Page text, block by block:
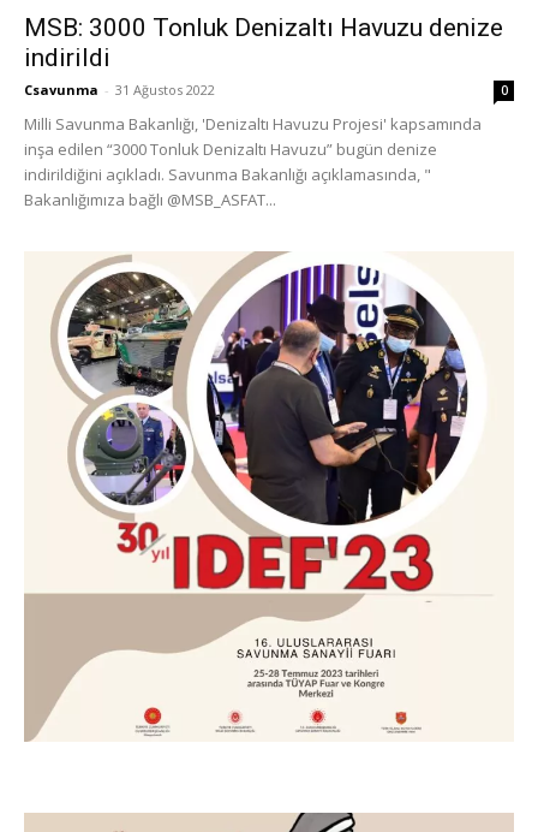
MSB: 3000 Tonluk Denizaltı Havuzu denize
indirildi
Csavunma - 31 Ağustos 2022 0
Milli Savunma Bakanlığı, 'Denizaltı Havuzu Projesi' kapsamında
inşa edilen “3000 Tonluk Denizaltı Havuzu” bugün denize
indirildiğini açıkladı. Savunma Bakanlığı açıklamasında, "
Bakanlığımıza bağlı @MSB_ASFAT...